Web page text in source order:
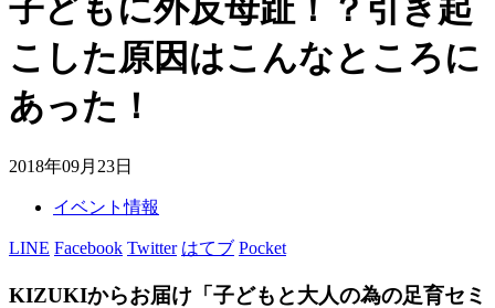
子どもに外反母趾！？引き起
こした原因はこんなところに
あった！
2018年09月23日
イベント情報
LINE Facebook Twitter はてブ Pocket
KIZUKIからお届け「子どもと大人の為の足育セミ